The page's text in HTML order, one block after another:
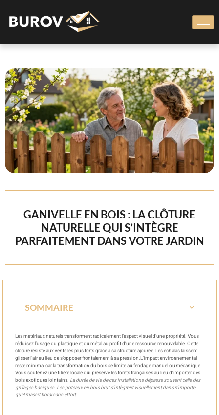
GANIVELLE EN BOIS : LA CLÔTURE
NATURELLE QUI S’INTÈGRE
PARFAITEMENT DANS VOTRE JARDIN
SOMMAIRE
Les matériaux naturels transforment radicalement l’aspect visuel d’une propriété. Vous
réduisez l’usage du plastique et du métal au profit d’une ressource renouvelable. Cette
clôture résiste aux vents les plus forts grâce à sa structure ajourée. Les échalas laissent
glisser l’air au lieu de s’opposer frontalement à sa pression.L’impact environnemental
reste minimal car la transformation du bois se limite au fendage manuel ou mécanique.
Vous soutenez une filière locale qui préserve les forêts françaises au lieu d’importer des
bois exotiques lointains. La durée de vie de ces installations dépasse souvent celle des
grillages basiques. Les poteaux en bois brut s’intègrent visuellement dans n’importe
quel massif floral sans effort.